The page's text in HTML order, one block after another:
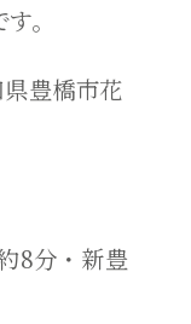
。
豊橋市花
8分・新豊